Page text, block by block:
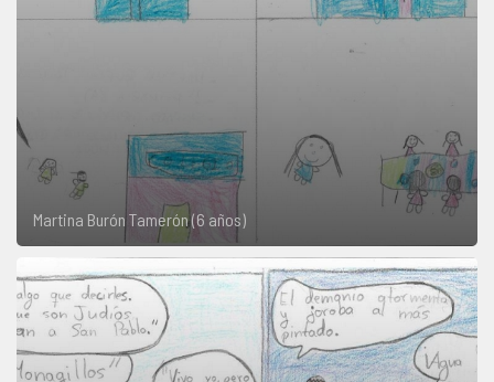
Martina Burón Tamerón (6 años)